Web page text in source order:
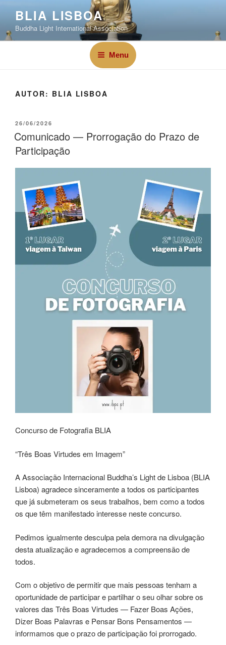
BLIA LISBOA
Buddha Light International Association
Menu
AUTOR: BLIA LISBOA
26/06/2026
Comunicado — Prorrogação do Prazo de
Participação
Concurso de Fotografia BLIA
“Três Boas Virtudes em Imagem”
A Associação Internacional Buddha’s Light de Lisboa (BLIA
Lisboa) agradece sinceramente a todos os participantes
que já submeteram os seus trabalhos, bem como a todos
os que têm manifestado interesse neste concurso.
Pedimos igualmente desculpa pela demora na divulgação
desta atualização e agradecemos a compreensão de
todos.
Com o objetivo de permitir que mais pessoas tenham a
oportunidade de participar e partilhar o seu olhar sobre os
valores das Três Boas Virtudes — Fazer Boas Ações,
Dizer Boas Palavras e Pensar Bons Pensamentos —
informamos que o prazo de participação foi prorrogado.